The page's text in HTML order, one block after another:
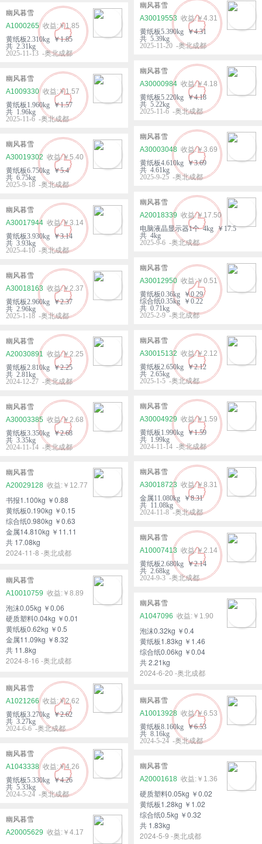
幽风暮雪
A30019553
￥4.31
黄纸板5.390kg ￥4.31
共 5.39kg
2025-11-20 -奥北成都
幽风暮雪
A1000265
￥1.85
黄纸板2.310kg ￥1.85
共 2.31kg
2025-11-13 -奥北成都
幽风暮雪
A30000984
￥4.18
黄纸板5.220kg ￥4.18
共 5.22kg
2025-11-6 -奥北成都
幽风暮雪
A1009330
￥1.57
黄纸板1.960kg ￥1.57
共 1.96kg
2025-11-6 -奥北成都
幽风暮雪
A30003048
￥3.69
黄纸板4.610kg ￥3.69
共 4.61kg
2025-9-25 -奥北成都
幽风暮雪
A30019302
￥5.40
黄纸板6.750kg ￥5.4
共 6.75kg
2025-9-18 -奥北成都
幽风暮雪
A20018339
￥17.50
电脑液晶显示器1个 4kg ￥17.5
共 4kg
2025-9-6 -奥北成都
幽风暮雪
A30017944
￥3.14
黄纸板3.930kg ￥3.14
共 3.93kg
2025-4-10 -奥北成都
幽风暮雪
A30012950
￥0.51
黄纸板0.36kg ￥0.29
综合纸0.35kg ￥0.22
共 0.71kg
2025-2-9 -奥北成都
幽风暮雪
A30018163
￥2.37
黄纸板2.960kg ￥2.37
共 2.96kg
2025-1-18 -奥北成都
幽风暮雪
A30015132
￥2.12
黄纸板2.650kg ￥2.12
共 2.65kg
2025-1-5 -奥北成都
幽风暮雪
A20030891
￥2.25
黄纸板2.810kg ￥2.25
共 2.81kg
2024-12-27 -奥北成都
幽风暮雪
A30004929
￥1.59
黄纸板1.990kg ￥1.59
共 1.99kg
2024-11-14 -奥北成都
幽风暮雪
A30003385
￥2.68
黄纸板3.350kg ￥2.68
共 3.35kg
2024-11-14 -奥北成都
幽风暮雪
A30018723
￥8.31
金属11.080kg ￥8.31
共 11.08kg
2024-11-8 -奥北成都
幽风暮雪
A20029128
￥12.77
书报1.100kg ￥0.88
黄纸板0.190kg ￥0.15
综合纸0.980kg ￥0.63
金属14.810kg ￥11.11
共 17.08kg
2024-11-8 -奥北成都
幽风暮雪
A10007413
￥2.14
黄纸板2.680kg ￥2.14
共 2.68kg
2024-9-3 -奥北成都
幽风暮雪
A10010759
￥8.89
泡沫0.05kg ￥0.06
硬质塑料0.04kg ￥0.01
黄纸板0.62kg ￥0.5
金属11.09kg ￥8.32
共 11.8kg
2024-8-16 -奥北成都
幽风暮雪
A1047096
￥1.90
泡沫0.32kg ￥0.4
黄纸板1.83kg ￥1.46
综合纸0.06kg ￥0.04
共 2.21kg
2024-6-20 -奥北成都
幽风暮雪
A1021266
￥2.62
黄纸板3.270kg ￥2.62
共 3.27kg
2024-6-6 -奥北成都
幽风暮雪
A10013928
￥6.53
黄纸板8.160kg ￥6.53
共 8.16kg
2024-5-24 -奥北成都
幽风暮雪
A1043338
￥4.26
黄纸板5.330kg ￥4.26
共 5.33kg
2024-5-24 -奥北成都
幽风暮雪
A20001618
￥1.36
硬质塑料0.05kg ￥0.02
黄纸板1.28kg ￥1.02
综合纸0.5kg ￥0.32
共 1.83kg
2024-5-9 -奥北成都
幽风暮雪
A20005629
￥4.17